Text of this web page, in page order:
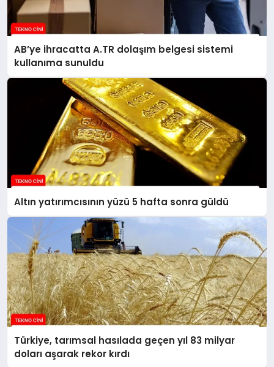
AB’ye ihracatta A.TR dolaşım belgesi sistemi
kullanıma sunuldu
Altın yatırımcısının yüzü 5 hafta sonra güldü
Türkiye, tarımsal hasılada geçen yıl 83 milyar
doları aşarak rekor kırdı